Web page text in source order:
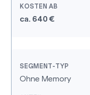
ca. 640 €
Ohne Memory